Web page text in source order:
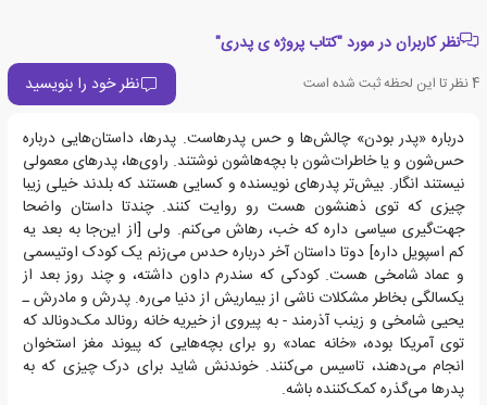
نظر کاربران در مورد "کتاب پروژه ی پدری"
4 نظر تا این لحظه ثبت شده است نظر خود را بنویسید
درباره «پدر بودن» چالش‌ها و حس پدرهاست. پدرها، داستان‌هایی درباره
حس‌شون و یا خاطرات‌شون با بچه‌هاشون نوشتند. راوی‌ها، پدرهای معمولی
نیستند انگار. بیش‌تر پدرهای نویسنده و کسایی هستند که بلدند خیلی زیبا
چیزی که توی ذهنشون هست رو روایت کنند. چندتا داستان واضحا
جهت‌گیری سیاسی داره که خب، رهاش می‌کنم. ولی [از این‌جا به بعد یه
کم اسپویل داره] دوتا داستان آخر درباره حدس می‌زنم یک کودک اوتیسمی
و عماد شامخی هست. کودکی که سندرم داون داشته، و چند روز بعد از
یکسالگی بخاطر مشکلات ناشی از بیماریش از دنیا می‌ره. پدرش و مادرش ـ
یحیی شامخی و زینب آذرمند - به پیروی از خیریه خانه رونالد مک‌دونالد که
توی آمریکا بوده، «خانه عماد» رو برای بچه‌هایی که پیوند مغز استخوان
انجام می‌دهند، تاسیس می‌کنند. خوندنش شاید برای درک چیزی که به
پدرها می‌گذره کمک‌کننده باشه.